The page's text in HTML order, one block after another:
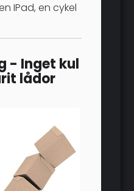
IPad, en cykel
- Inget kul
lådor